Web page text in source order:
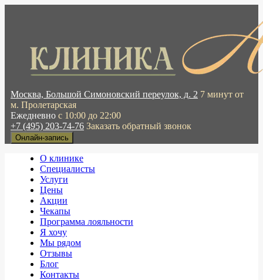
Москва, Большой Симоновский переулок, д. 2 7 минут от
м. Пролетарская
Ежедневно с 10:00 до 22:00
+7 (495) 203-74-76 Заказать обратный звонок
Онлайн-запись
О клинике
Специалисты
Услуги
Цены
Акции
Чекапы
Программа лояльности
Я хочу
Мы рядом
Отзывы
Блог
Контакты